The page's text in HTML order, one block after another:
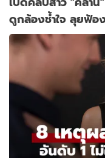
ดูกล้องช้ำใจ ลุยฟ้อ